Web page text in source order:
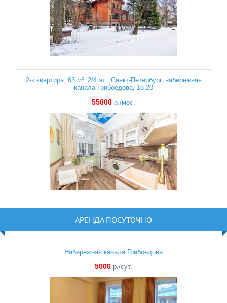
2-к квартира, 63 м², 2/4 эт., Санкт-Петербург, набережная
канала Грибоедова, 18-20
55000 р./мес.
АРЕНДА ПОСУТОЧНО
Набережная канала Грибоедова
5000 р./сут.